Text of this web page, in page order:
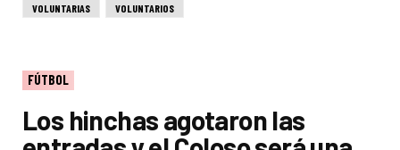
VOLUNTARIAS
VOLUNTARIOS